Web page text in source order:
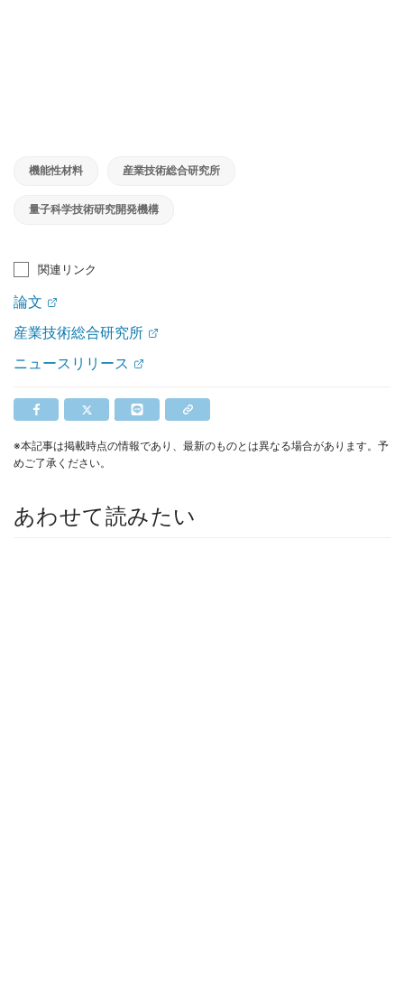
機能性材料 産業技術総合研究所
量子科学技術研究開発機構
関連リンク
論文
産業技術総合研究所
ニュースリリース
※本記事は掲載時点の情報であり、最新のものとは異なる場合があります。予
めご了承ください。
あわせて読みたい